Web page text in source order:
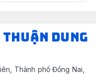
DUNG
Thành phố Đồng Nai,